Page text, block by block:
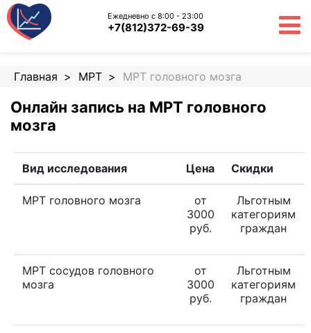
Ежедневно с 8:00 - 23:00
+7(812)372-69-39
Главная МРТ МРТ головного мозга
Онлайн запись на МРТ головного
мозга
Вид исследования Цена Скидки
МРТ головного мозга
от
3000
руб.
Льготным
категориям
граждан
МРТ сосудов головного
мозга
от
3000
руб.
Льготным
категориям
граждан